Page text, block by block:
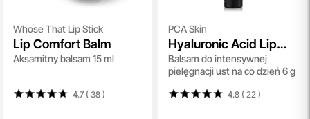
Whose That Lip Stick
Lip Comfort Balm
Aksamitny balsam 15 ml
4.7 ( 38)
PCA Skin
Hyaluronic Acid Lip
Booster
Balsam do intensywnej
pielęgnacji ust na co dzień 6 g
4.8 ( 22 )